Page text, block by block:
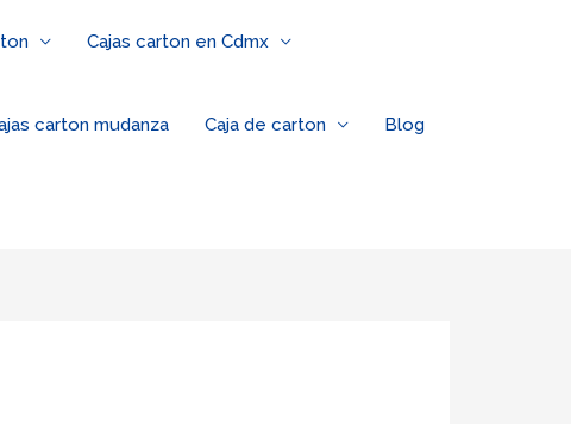
Cajas carton en Cdmx
carton mudanza Caja de carton Blog